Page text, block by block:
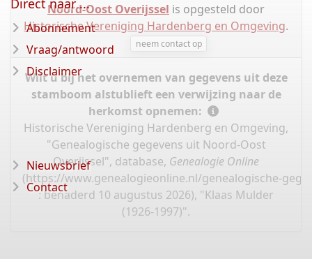
Noord-Oost Overijssel is opgesteld door
Historische Vereniging Hardenberg en Omgeving.
neem contact op
Wilt u bij het overnemen van gegevens uit deze
stamboom alstublieft een verwijzing naar de
herkomst opnemen:
Historische Vereniging Hardenberg en Omgeving,
"Genealogische gegevens uit Noord-Oost
Overijssel", database, Genealogie Online
(https://www.genealogieonline.nl/genealogische-
: benaderd 10 augustus 2026), "Klaas Mulder
(1926-1997)".
Direct naar ...
Abonnement
Vraag/antwoord
Disclaimer
Nieuwsbrief
Contact